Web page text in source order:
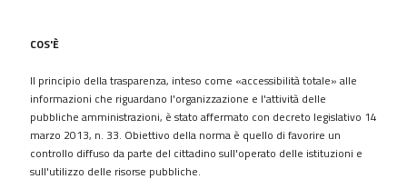
Performance
Enti
controllati
Attività
e
procedimenti
COS'È
Il principio della trasparenza, inteso come «accessibilità totale» alle
informazioni che riguardano l'organizzazione e l'attività delle
pubbliche amministrazioni, è stato affermato con decreto legislativo 14
marzo 2013, n. 33. Obiettivo della norma è quello di favorire un
controllo diffuso da parte del cittadino sull'operato delle istituzioni e
sull'utilizzo delle risorse pubbliche.